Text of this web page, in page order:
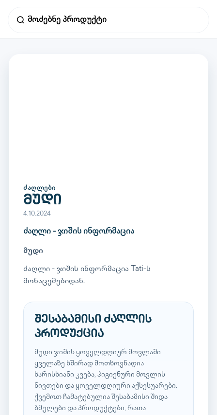
ᲫᲐᲦᲚᲔᲑᲘ
მუდი
4.10.2024
ძაღლი - ჯიშის ინფორმაცია
მუდი
ძაღლი - ჯიშის ინფორმაცია Tati-ს
მონაცემებიდან.
შესაბამისი ძაღლის
პროდუქცია
მუდი ჯიშის ყოველდღიურ მოვლაში
ყველაზე ხშირად მოთხოვნადია
ხარისხიანი კვება, ჰიგიენური მოვლის
ნივთები და ყოველდღიური აქსესუარები.
ქვემოთ ჩამატებულია შესაბამისი შიდა
ბმულები და პროდუქტები, რათა